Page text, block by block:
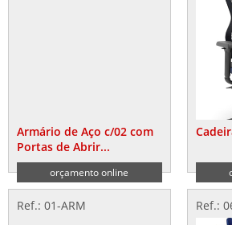
Armário de Aço c/02 com
Portas de Abrir...
orçamento online
Ref.: 01-ARM Ref.: